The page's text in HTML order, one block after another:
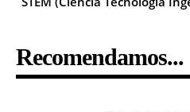
Recomendamos...